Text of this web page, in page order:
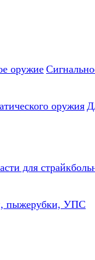
оружие
оружия
для
пыжерубки, УПС